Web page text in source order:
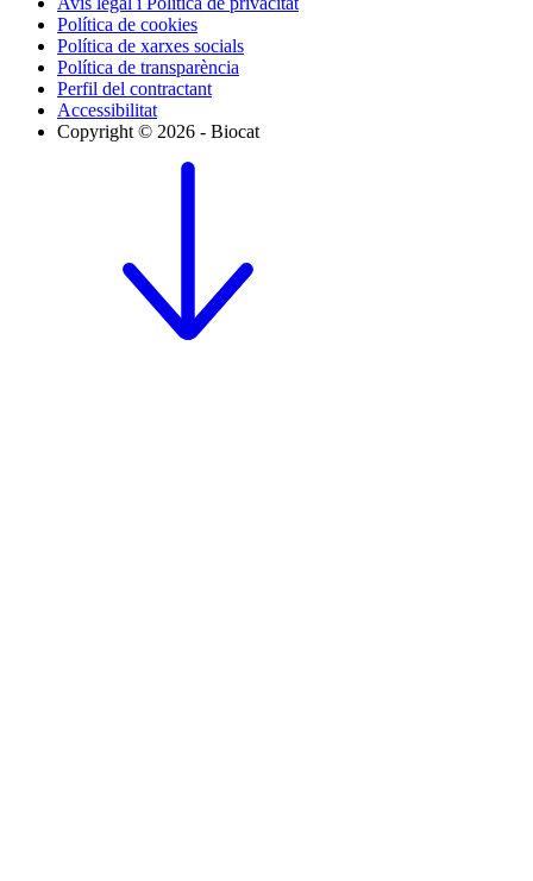
Política de cookies
Política de xarxes socials
Política de transparència
Perfil del contractant
Accessibilitat
Copyright © 2026 - Biocat